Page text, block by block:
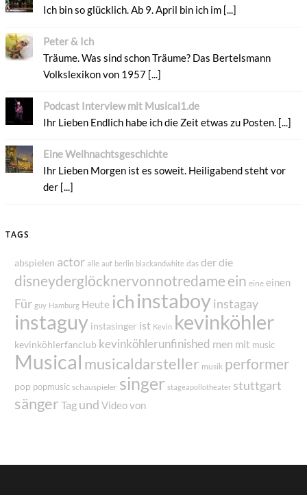
Ich bin so glücklich. Ab 9. April bin ich im [...]
Peter & Ich
Träume. Was sind schon Träume? Das Bertelsmann
Volkslexikon von 1957 [...]
Podcast Interview mit Musical1.de
Ihr Lieben Endlich habe ich die Zeit etwas zu Posten. [...]
Eine Weihnachtsgeschichte
Ihr Lieben Morgen ist es soweit. Heiligabend steht vor
der [...]
TAGS
abspielen actor alle auf berlin blackandwhite das derdie
disneyderglöcknervonnotredame ein eine einen
Für guy Hamburg Heute ichinstaboy instagay
instaguy instasinger ist Kevin kevinköhler
kevinköhlerfanclub kevinköhlerunfinished men mit music
Musical musicaldarsteller musik performer
pop popmusic schauspieler singer stageapollotheater stuttgart
sänger Tag und Video von